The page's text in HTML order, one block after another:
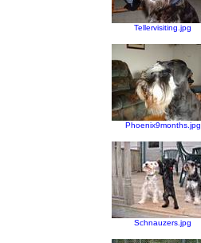
Tellervisiting.jpg
Phoenix9months.jpg
Schnauzers.jpg